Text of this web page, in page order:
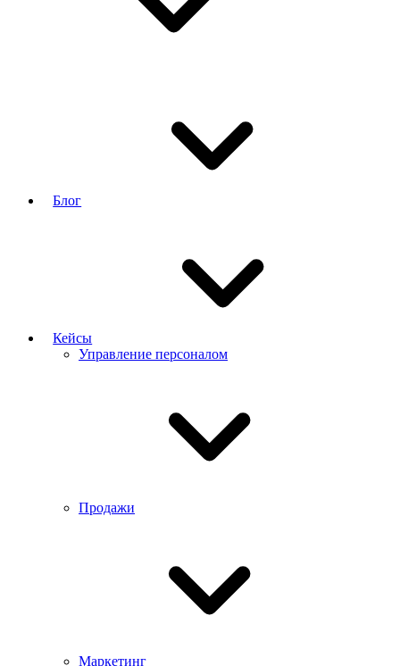
Блог
Кейсы
Управление персоналом
Продажи
Маркетинг